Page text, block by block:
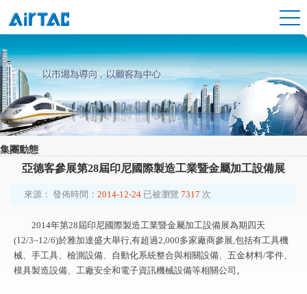
集團動態
亞德客參展第28屆印尼國際製造工業暨金屬加工設備展
來源： 發佈時間： 2014-12-24 已被瀏覽 7317 次
2014年第28屆印尼國際製造工業暨金屬加工設備展為期四天
(12/3~12/6)於雅加達盛大舉行,有超過2,000多家廠商參展,包括有工具機
械、手工具、檢測設備、自動化系統整合與相關設備、五金材料/零件、
模具製造設備、工廠安全和電子資訊機械設備等相關公司。